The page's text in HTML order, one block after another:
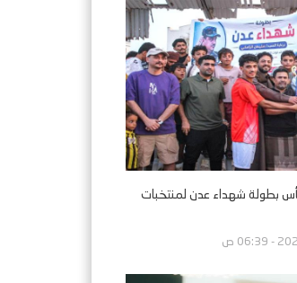
بطولة شهداء عدن لمنتخبات